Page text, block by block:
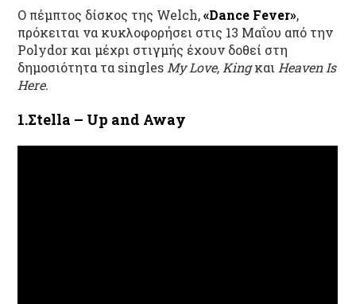
Ο πέμπτος δίσκος της Welch,«Dance Fever»,
πρόκειται να κυκλοφορήσει στις 13 Μαΐου από την
Polydor και μέχρι στιγμής έχουν δοθεί στη
δημοσιότητα τα singles My Love, Kingκαι Heaven Is
Here.
1.Σtella – Up and Away